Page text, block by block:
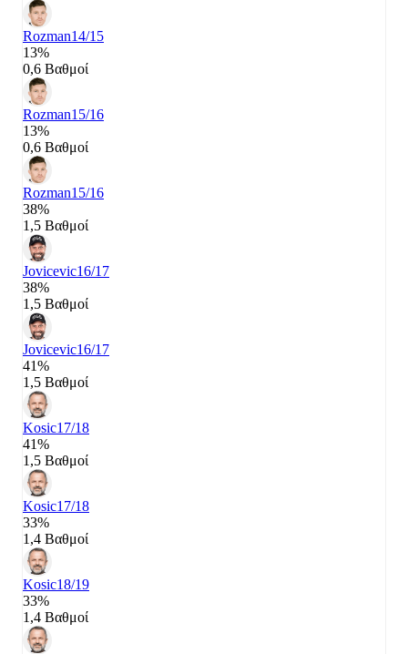
Rozman14/15
13%
0,6 Βαθμοί
Rozman15/16
13%
0,6 Βαθμοί
Rozman15/16
38%
1,5 Βαθμοί
Jovicevic16/17
38%
1,5 Βαθμοί
Jovicevic16/17
41%
1,5 Βαθμοί
Kosic17/18
41%
1,5 Βαθμοί
Kosic17/18
33%
1,4 Βαθμοί
Kosic18/19
33%
1,4 Βαθμοί